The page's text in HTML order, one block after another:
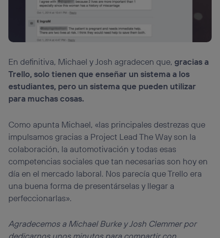
En definitiva, Michael y Josh agradecen que,gracias a
Trello, solo tienen que enseñar un sistema a los
estudiantes, pero un sistema que pueden utilizar
para muchas cosas.
Como apunta Michael, «las principales destrezas que
impulsamos gracias a Project Lead The Way son la
colaboración, la automotivación y todas esas
competencias sociales que tan necesarias son hoy en
día en el mercado laboral. Nos parecía que Trello era
una buena forma de presentárselas y llegar a
perfeccionarlas».
Agradecemos a Michael Burke y Josh Clemmer por
dedicarnos unos minutos para compartir con